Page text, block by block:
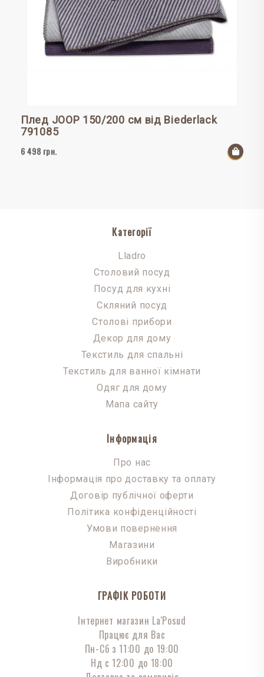
Плед JOOP 150/200 см від Biederlack
791085
6 498 грн.
До
Категорії
Lladro
Столовий посуд
Посуд для кухні
Скляний посуд
Столові прибори
Декор для дому
Текстиль для спальні
Текстиль для ванної кімнати
Одяг для дому
Мапа сайту
Інформація
Про нас
Інформація про доставку та оплату
Договір публічної оферти
Політика конфіденційності
Умови повернення
Магазини
Виробники
ГРАФІК РОБОТИ
Інтернет магазин La'Posud
Працює для Вас
Пн-Сб з 11:00 до 19:00
Нд с 12:00 до 18:00